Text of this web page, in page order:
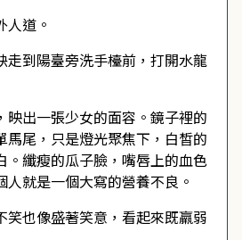
人道。
走到陽臺旁洗手檯前，打開水龍
映出一張少女的面容。鏡子裡的
馬尾，只是燈光聚焦下，白皙的
。纖瘦的瓜子臉，嘴唇上的血色
就是一個大寫的營養不良。
笑也像盛著笑意，看起來既羸弱